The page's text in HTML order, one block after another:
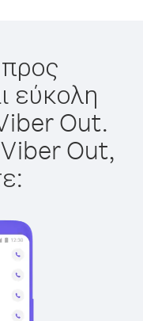
εύκολη
Out.
Out,